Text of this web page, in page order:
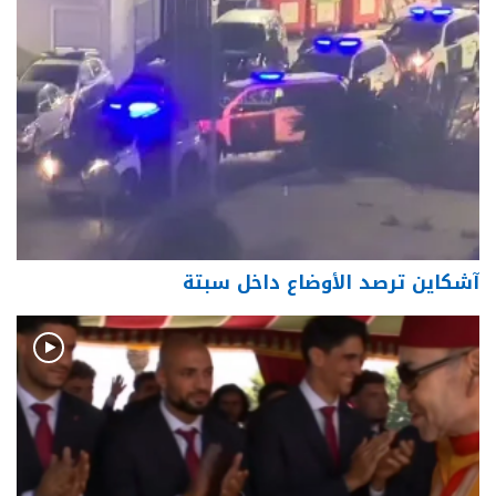
آشكاين ترصد الأوضاع داخل سبتة